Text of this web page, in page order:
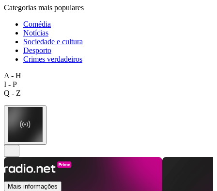
Categorias mais populares
Comédia
Notícias
Sociedade e cultura
Desporto
Crimes verdadeiros
A - H
I - P
Q - Z
Mais informações